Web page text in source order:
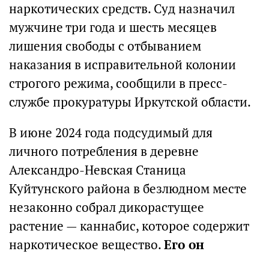
наркотических средств. Суд назначил
мужчине три года и шесть месяцев
лишения свободы с отбыванием
наказания в исправительной колонии
строгого режима, сообщили в пресс-
службе прокуратуры Иркутской области.
В июне 2024 года подсудимый для
личного потребления в деревне
Александро-Невская Станица
Куйтунского района в безлюдном месте
незаконно собрал дикорастущее
растение — каннабис, которое содержит
наркотическое вещество.Его он